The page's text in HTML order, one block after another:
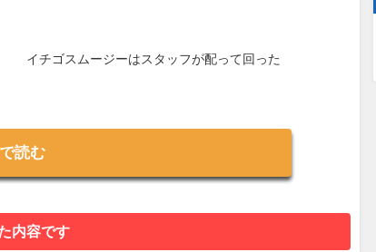
イチゴスムージーはスタッフが配って回った
読む
内容です